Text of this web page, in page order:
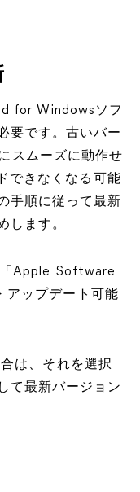
for Windowsソフ
要です。古いバー
スムーズに動作せ
できなくなる可能
手順に従って最新
します。
「Apple Software
アップデート可能
は、それを選択
て最新バージョン